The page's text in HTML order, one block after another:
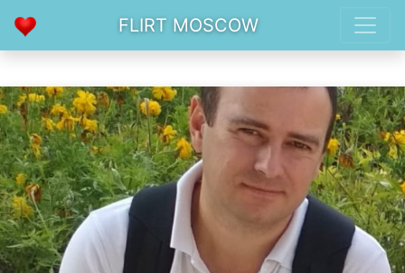
FLIRT MOSCOW